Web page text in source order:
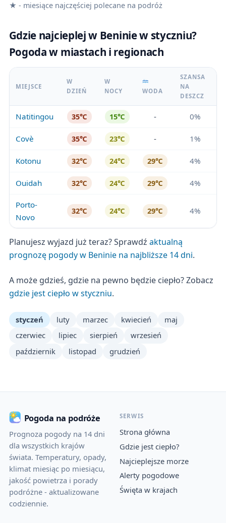
★ - miesiące najczęściej polecane na podróż
Gdzie najcieplej w Beninie w styczniu?
Pogoda w miastach i regionach
MIEJSCE
W
DZIEŃ
W
NOCY
WODA
SZANSA
NA
DESZCZ
Natitingou 35℃ 15℃ - 0%
Covè 35℃ 23℃ - 1%
Kotonu 32℃ 24℃ 29℃ 4%
Ouidah 32℃ 24℃ 29℃ 4%
Porto-
Novo
32℃ 24℃ 29℃ 4%
Planujesz wyjazd już teraz? Sprawdź aktualną
prognozę pogody w Beninie na najbliższe 14 dni.
A może gdzieś, gdzie na pewno będzie ciepło? Zobacz
gdzie jest ciepło w styczniu.
styczeń luty marzec kwiecień
maj
czerwiec
lipiec sierpień
wrzesień
październik
listopad grudzień
Pogoda na podróże
Prognoza pogody na 14 dni
dla wszystkich krajów
świata. Temperatury, opady,
klimat miesiąc po miesiącu,
jakość powietrza i porady
podróżne - aktualizowane
codziennie.
SERWIS
Strona główna
Gdzie jest ciepło?
Najcieplejsze morze
Alerty pogodowe
Święta w krajach